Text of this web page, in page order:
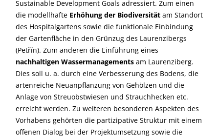
Sustainable Development Goals adressiert. Zum einen
die modellhafte Erhöhung der Biodiversität am Standort
des Hospitalgartens sowie die funktionale Einbindung
der Gartenfläche in den Grünzug des Laurenzibergs
(Petřín). Zum anderen die Einführung eines
nachhaltigen Wassermanagements am Laurenziberg.
Dies soll u. a. durch eine Verbesserung des Bodens, die
artenreiche Neuanpflanzung von Gehölzen und die
Anlage von Streuobstwiesen und Strauchhecken etc.
erreicht werden. Zu weiteren besonderen Aspekten des
Vorhabens gehörten die partizipative Struktur mit einem
offenen Dialog bei der Projektumsetzung sowie die